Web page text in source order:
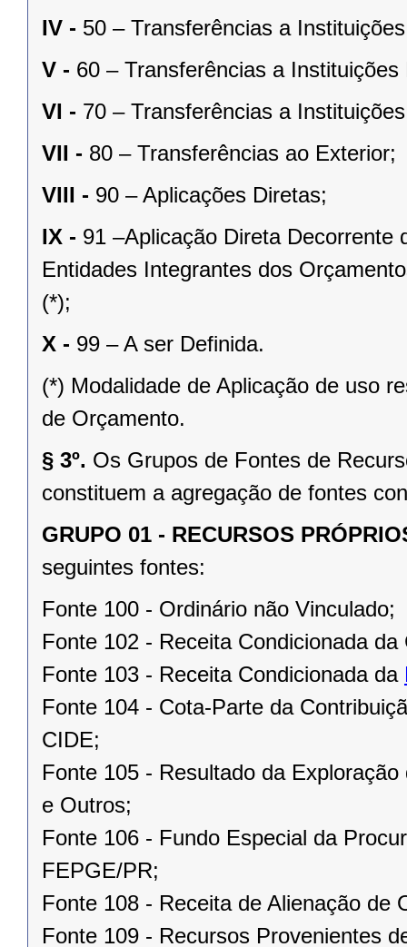
IV - 50 – Transferências a
V - 60 – Transferências a
VI - 70 – Transferências a
VII - 80 – Transferências ao Exterior;
VIII - 90 – Aplicações Diretas;
IX - 91 –Aplicação Direta Decorrente
Entidades Integrantes dos
(*);
X - 99 – A ser Definida.
(*) Modalidade de Aplicação de uso
de Orçamento.
§ 3º. Os Grupos de Fontes de
constituem a agregação de fontes
GRUPO 01 - RECURSOS
seguintes fontes:
Fonte 100 - Ordinário não Vinculado;
Fonte 102 - Receita Condicionada
Fonte 103 - Receita Condicionada da
Fonte 104 - Cota-Parte da
CIDE;
Fonte 105 - Resultado da
e Outros;
Fonte 106 - Fundo Especial da
FEPGE/PR;
Fonte 108 - Receita de Alienação de
Fonte 109 - Recursos Provenientes